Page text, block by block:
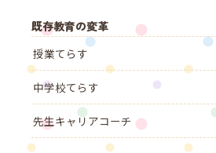
既存教育の変革
授業てらす
中学校てらす
先生キャリアコーチ